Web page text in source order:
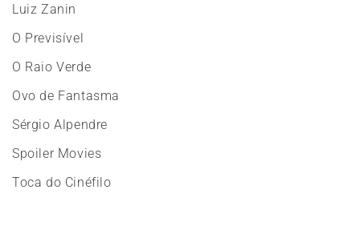
Luiz Zanin
O Previsível
O Raio Verde
Ovo de Fantasma
Sérgio Alpendre
Spoiler Movies
Toca do Cinéfilo